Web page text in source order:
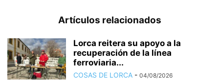
Artículos relacionados
Lorca reitera su apoyo a la
recuperación de la línea
ferroviaria...
COSAS DE LORCA - 04/08/2026